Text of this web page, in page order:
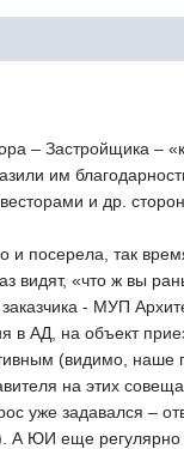
– Застройщика –
им
и др.
и посерела, так
видят, «что ж вы
- МУП
в АД, на объект
(видимо, наше
на этих
уже задавался –
А ЮИ еще регулярно